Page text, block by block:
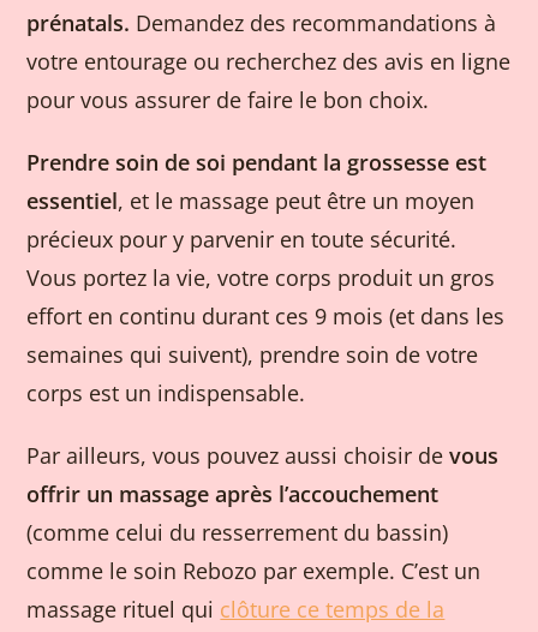
prénatals. Demandez des recommandations à
votre entourage ou recherchez des avis en ligne
pour vous assurer de faire le bon choix.
Prendre soin de soi pendant la grossesse est
essentiel, et le massage peut être un moyen
précieux pour y parvenir en toute sécurité.
Vous portez la vie, votre corps produit un gros
effort en continu durant ces 9 mois (et dans les
semaines qui suivent), prendre soin de votre
corps est un indispensable.
Par ailleurs, vous pouvez aussi choisir de vous
offrir un massage après l’accouchement
(comme celui du resserrement du bassin)
comme le soin Rebozo par exemple. C’est un
massage rituel qui clôture ce temps de la